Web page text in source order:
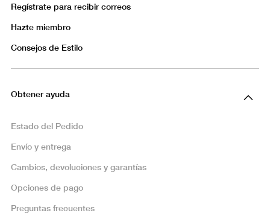
Regístrate para recibir correos
Hazte miembro
Consejos de Estilo
Obtener ayuda
Estado del Pedido
Envío y entrega
Cambios, devoluciones y garantías
Opciones de pago
Preguntas frecuentes